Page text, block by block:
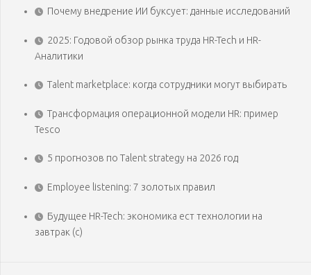
Почему внедрение ИИ буксует: данные исследований
2025: Годовой обзор рынка труда HR-Tech и HR-
Аналитики
Talent marketplace: когда сотрудники могут выбирать
Трансформация операционной модели HR: пример
Tesco
5 прогнозов по Talent strategy на 2026 год
Employee listening: 7 золотых правил
Будущее HR-Tech: экономика ест технологии на
завтрак (с)